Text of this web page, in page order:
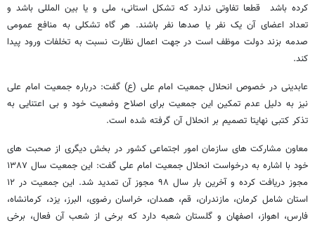
کرده باشد قطعا تفاوتی ندارد که تشکل استانی، ملی و یا بین المللی باشد و
تعداد اعضای آن یک نفر یا صدها نفر باشند. هر گاه تشکلی به منافع عمومی
صدمه بزند دولت موظف است در جهت اعمال نظارت نسبت به تخلفات ورود پیدا
کند.
عابدینی در خصوص انحلال جمعیت امام علی (ع) گفت: درباره جمعیت امام علی
نیز به دلیل عدم تمکین این جمعیت برای اصلاح وضعیت خود و بی اعتنایی به
تذکر کتبی نهایتا تصمیم بر انحلال آن گرفته شده است.
معاون مشارکت های سازمان امور اجتماعی کشور در بخش دیگری از صحبت های
خود با اشاره به درخواست انحلال جمعیت امام علی گفت: این جمعیت سال ۱۳۸۷
مجوز دریافت کرده و آخرین بار سال ۹۸ مجوز آن تمدید شد. این جمعیت در ۱۲
استان شامل کرمان، مازندران، قم، همدان، خراسان رضوی، البرز، یزد، کرمانشاه،
فارس، اهواز، اصفهان و گلستان شعبه دارد که برخی از شعب آن فعال، برخی